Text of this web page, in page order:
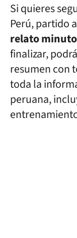
Si quieres
Perú, partido
relato
finalizar,
resumen con
toda la
peruana,